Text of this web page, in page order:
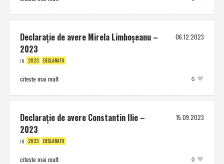
06.12.2023
Declaraţie de avere Mirela Limboşeanu –
2023
IN 2023 DECLARATII
0
citeste mai mult
15.09.2023
Declaraţie de avere Constantin Ilie –
2023
IN 2023 DECLARATII
0
citeste mai mult